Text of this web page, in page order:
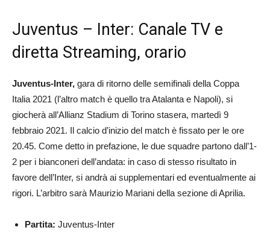
Juventus – Inter: Canale TV e
diretta Streaming, orario
Juventus-Inter, gara di ritorno delle semifinali della Coppa
Italia 2021 (l’altro match è quello tra Atalanta e Napoli), si
giocherà all’Allianz Stadium di Torino stasera, martedì 9
febbraio 2021. Il calcio d’inizio del match è fissato per le ore
20.45. Come detto in prefazione, le due squadre partono dall’1-
2 per i bianconeri dell’andata: in caso di stesso risultato in
favore dell’Inter, si andrà ai supplementari ed eventualmente ai
rigori. L’arbitro sarà Maurizio Mariani della sezione di Aprilia.
Partita: Juventus-Inter